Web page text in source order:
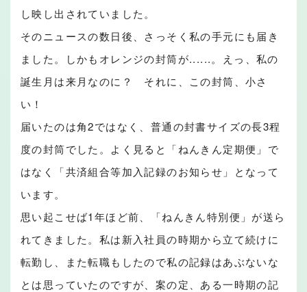
し映し出されていました。
そのニュースの数日後、さっそく私の手元にも届き
ました。しかもオレンジの封筒が......。えっ、私の
誕生月は来月なのに？ それに、この封筒、小さ
い！
届いたのは角2ではなく、普通の封書サイズの長3程
度の封筒でした。よく見ると「ねんきん定期便」で
はなく「共済組合等加入記録のお知らせ」となって
います。
思い起こせば1年ほど前、「ねんきん特別便」が送ら
れてきました。私は新入社員の時期から立て続けに
転勤し、また転職もしたので私の記録はあぶないな
とは思っていたのですが、案の定、ある一時期の記